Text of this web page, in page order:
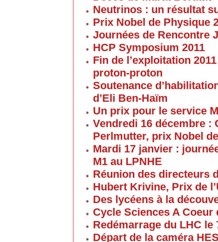
Neutrinos : un résultat
Prix Nobel de Physique
Journées de Rencontre
HCP Symposium 2011
Fin de l’exploitation
proton-proton
Soutenance
d’Eli Ben-Haïm
Un prix pour le service
Vendredi 16 décembre :
Perlmutter, prix Nobel
Mardi 17 janvier :
M1 au LPNHE
Réunion des directeurs
Hubert Krivine, Prix de
Des lycéens à la
Cycle Sciences A Coeur
Redémarrage du LHC le
Départ de la caméra